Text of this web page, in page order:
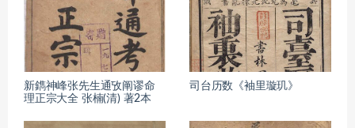
新鐫神峰张先生通攷阐谬命
理正宗大全 张楠(清) 著2本
司台历数《袖里璇玑》